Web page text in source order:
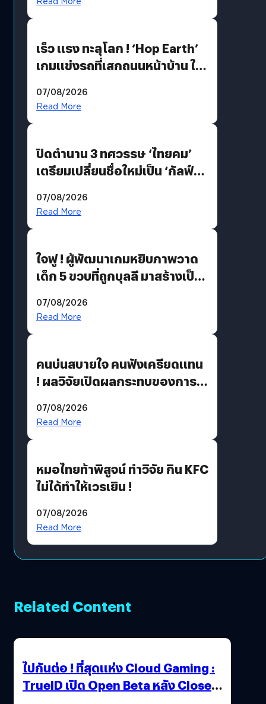
เร็ว แรง ทะลุโลก ! ‘Hop Earth’
เกมแข่งรถที่เสกถนนหน้าบ้าน ให้
07/08/2026
Read More
ปิดตำนาน 3 ทศวรรษ ‘ไทยคม’
เตรียมเปลี่ยนชื่อใหม่เป็น ‘กัลฟ์
อวกาศเต็มสูบ
07/08/2026
Read More
ใจฟู ! ผู้พัฒนาเกมหยิบภาพวาด
เด็ก 5 ขวบที่ถูกบุลลี มาสร้างเป็น
07/08/2026
Read More
คนบ่นสบายใจ คนฟังเครียดแทน
! ผลวิจัยเปิดผลกระทบของการ
07/08/2026
Read More
หมอไทยท้าพิสูจน์ ทำวิจัย กิน KFC
ไม่ได้ทำให้เวรเยิน !
07/08/2026
Read More
Related Content
ไปกันต่อ ! ที่สุดแห่ง Cloud Gaming :
TrueID เปิด Open Beta หลัง Close